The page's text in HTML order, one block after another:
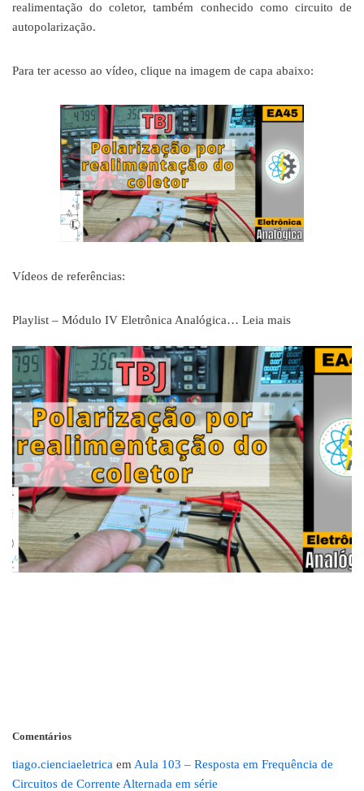
realimentação do coletor, também conhecido como circuito de
autopolarização.
Para ter acesso ao vídeo, clique na imagem de capa abaixo:
Vídeos de referências:
Playlist – Módulo IV Eletrônica Analógica… Leia mais
Comentários
tiago.cienciaeletrica em Aula 103 – Resposta em Frequência de
Circuitos de Corrente Alternada em série